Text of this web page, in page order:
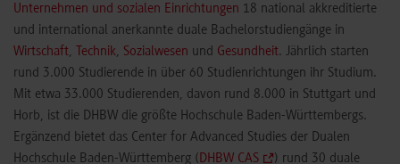
Unternehmen und sozialen Einrichtungen 18 national akkreditierte
und international anerkannte duale Bachelorstudiengänge in
Wirtschaft, Technik, Sozialwesen und Gesundheit. Jährlich starten
rund 3.000 Studierende in über 60 Studienrichtungen ihr Studium.
Mit etwa 33.000 Studierenden, davon rund 8.000 in Stuttgart und
Horb, ist die DHBW die größte Hochschule Baden-Württembergs.
Ergänzend bietet das Center for Advanced Studies der Dualen
Hochschule Baden-Württemberg (DHBW CAS
) rund 30 duale